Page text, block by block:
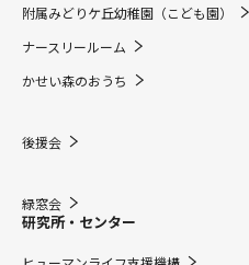
附属みどりケ丘幼稚園（こども園）
ナースリールーム
かせい森のおうち
後援会
緑窓会
研究所・センター